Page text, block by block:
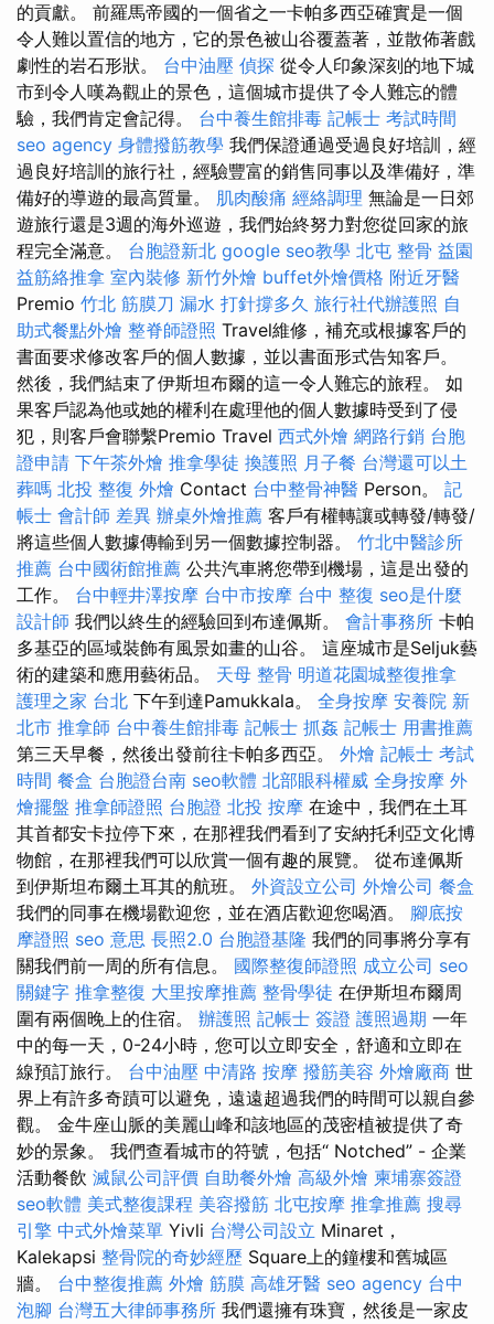
的貢獻。 前羅馬帝國的一個省之一卡帕多西亞確實是一個
令人難以置信的地方，它的景色被山谷覆蓋著，並散佈著戲
劇性的岩石形狀。 台中油壓 偵探 從令人印象深刻的地下城
市到令人嘆為觀止的景色，這個城市提供了令人難忘的體
驗，我們肯定會記得。 台中養生館排毒 記帳士 考試時間
seo agency 身體撥筋教學 我們保證通過受過良好培訓，經
過良好培訓的旅行社，經驗豐富的銷售同事以及準備好，準
備好的導遊的最高質量。 肌肉酸痛 經絡調理 無論是一日郊
遊旅行還是3週的海外巡遊，我們始終努力對您從回家的旅
程完全滿意。 台胞證新北 google seo教學 北屯 整骨 益園
益筋絡推拿 室內裝修 新竹外燴 buffet外燴價格 附近牙醫
Premio 竹北 筋膜刀 漏水 打針撐多久 旅行社代辦護照 自
助式餐點外燴 整脊師證照 Travel維修，補充或根據客戶的
書面要求修改客戶的個人數據，並以書面形式告知客戶。
然後，我們結束了伊斯坦布爾的這一令人難忘的旅程。 如
果客戶認為他或她的權利在處理他的個人數據時受到了侵
犯，則客戶會聯繫Premio Travel 西式外燴 網路行銷 台胞
證申請 下午茶外燴 推拿學徒 換護照 月子餐 台灣還可以土
葬嗎 北投 整復 外燴 Contact 台中整骨神醫 Person。 記
帳士 會計師 差異 辦桌外燴推薦 客戶有權轉讓或轉發/轉發/
將這些個人數據傳輸到另一個數據控制器。 竹北中醫診所
推薦 台中國術館推薦 公共汽車將您帶到機場，這是出發的
工作。 台中輕井澤按摩 台中市按摩 台中 整復 seo是什麼
設計師 我們以終生的經驗回到布達佩斯。 會計事務所 卡帕
多基亞的區域裝飾有風景如畫的山谷。 這座城市是Seljuk藝
術的建築和應用藝術品。 天母 整骨 明道花園城整復推拿
護理之家 台北 下午到達Pamukkala。 全身按摩 安養院 新
北市 推拿師 台中養生館排毒 記帳士 抓姦 記帳士 用書推薦
第三天早餐，然後出發前往卡帕多西亞。 外燴 記帳士 考試
時間 餐盒 台胞證台南 seo軟體 北部眼科權威 全身按摩 外
燴擺盤 推拿師證照 台胞證 北投 按摩 在途中，我們在土耳
其首都安卡拉停下來，在那裡我們看到了安納托利亞文化博
物館，在那裡我們可以欣賞一個有趣的展覽。 從布達佩斯
到伊斯坦布爾土耳其的航班。 外資設立公司 外燴公司 餐盒
我們的同事在機場歡迎您，並在酒店歡迎您喝酒。 腳底按
摩證照 seo 意思 長照2.0 台胞證基隆 我們的同事將分享有
關我們前一周的所有信息。 國際整復師證照 成立公司 seo
關鍵字 推拿整復 大里按摩推薦 整骨學徒 在伊斯坦布爾周
圍有兩個晚上的住宿。 辦護照 記帳士 簽證 護照過期 一年
中的每一天，0-24小時，您可以立即安全，舒適和立即在
線預訂旅行。 台中油壓 中清路 按摩 撥筋美容 外燴廠商 世
界上有許多奇蹟可以避免，遠遠超過我們的時間可以親自參
觀。 金牛座山脈的美麗山峰和該地區的茂密植被提供了奇
妙的景象。 我們查看城市的符號，包括“ Notched” - 企業
活動餐飲 滅鼠公司評價 自助餐外燴 高級外燴 柬埔寨簽證
seo軟體 美式整復課程 美容撥筋 北屯按摩 推拿推薦 搜尋
引擎 中式外燴菜單 Yivli 台灣公司設立 Minaret，
Kalekapsi 整骨院的奇妙經歷 Square上的鐘樓和舊城區
牆。 台中整復推薦 外燴 筋膜 高雄牙醫 seo agency 台中
泡腳 台灣五大律師事務所 我們還擁有珠寶，然後是一家皮